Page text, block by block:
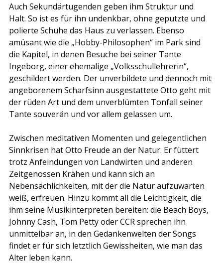
Auch Sekundärtugenden geben ihm Struktur und
Halt. So ist es für ihn undenkbar, ohne geputzte und
polierte Schuhe das Haus zu verlassen. Ebenso
amüsant wie die „Hobby-Philosophen“ im Park sind
die Kapitel, in denen Besuche bei seiner Tante
Ingeborg, einer ehemalige „Volksschullehrerin“,
geschildert werden. Der unverbildete und dennoch mit
angeborenem Scharfsinn ausgestattete Otto geht mit
der rüden Art und dem unverblümten Tonfall seiner
Tante souverän und vor allem gelassen um.
Zwischen meditativen Momenten und gelegentlichen
Sinnkrisen hat Otto Freude an der Natur. Er füttert
trotz Anfeindungen von Landwirten und anderen
Zeitgenossen Krähen und kann sich an
Nebensächlichkeiten, mit der die Natur aufzuwarten
weiß, erfreuen. Hinzu kommt all die Leichtigkeit, die
ihm seine Musikinterpreten bereiten: die Beach Boys,
Johnny Cash, Tom Petty oder CCR sprechen ihn
unmittelbar an, in den Gedankenwelten der Songs
findet er für sich letztlich Gewissheiten, wie man das
Alter leben kann.